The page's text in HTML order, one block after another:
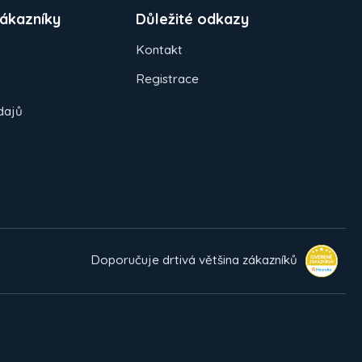
Důležité odkazy
Kontakt
Registrace
Doporučuje drtivá většina zákazníků